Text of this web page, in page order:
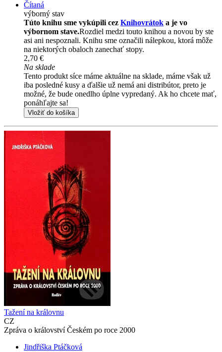
Čítaná
výborný stav
Túto knihu sme vykúpili cez Knihovrátok a je vo
výbornom stave.Rozdiel medzi touto knihou a novou by ste
asi ani nespoznali. Knihu sme označili nálepkou, ktorá môže
na niektorých obaloch zanechať stopy.
2,70 €
Na sklade
Tento produkt síce máme aktuálne na sklade, máme však už
iba posledné kusy a ďalšie už nemá ani distribútor, preto je
možné, že bude onedlho úplne vypredaný. Ak ho chcete mať,
ponáhľajte sa!
Vložiť do košíka
Tažení na královnu
CZ
Zpráva o království Českém po roce 2000
Jindřiška Ptáčková